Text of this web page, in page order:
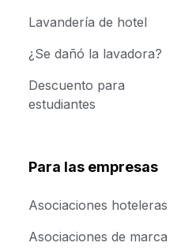
Lavandería de hotel
¿Se dañó la lavadora?
Descuento para
estudiantes
Para las empresas
Asociaciones hoteleras
Asociaciones de marca